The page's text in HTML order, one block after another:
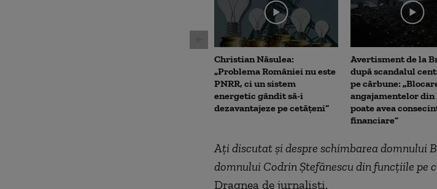
seconds Volume
90%
Christian Năsulea:
„Problema României nu este
PNRR, ci un sistem
energetic gândit să-i
dezavantajeze pe cetățeni”
Avertisment de la
după scandalul
pe cărbune:
angajamentelor din
poate avea
financiare”
Aţi discutat şi despre schimbarea domnului
domnului Codrin Ştefănescu din funcţiile pe
Dragnea de jurnaliști.